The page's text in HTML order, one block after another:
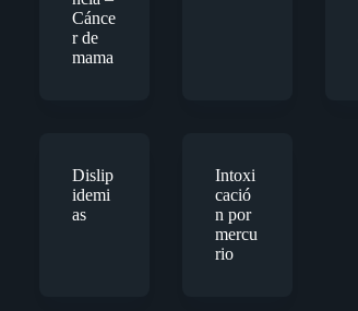
Cánce
r de
mama
Dislip
idemi
as
Intoxi
cació
n por
mercu
rio